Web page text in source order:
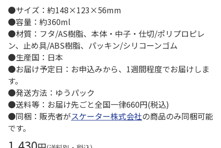
●サイズ：約148×123×56mm
●容量：約360ml
●材質：フタ/AS樹脂、本体・中子・仕切/ポリプロピレ
ン、止め具/ABS樹脂、パッキン/シリコーンゴム
●生産国：日本
●お届け予定日：お申込みから、1週間程度でお届けしま
す。
●発送方法：ゆうパック
●送料等：お届け先ごと全国一律660円(税込)
●同梱：販売者がスケーター株式会社の商品のみ同梱可能
です。